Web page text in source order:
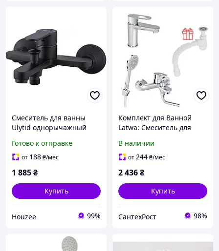
Смеситель для ванны
Ulytid однорычажный
установки в ванной
комнате
Готово к отправке
от 188₴/мес
1 885₴
Купить
Houzee 99%
Комплект для Ванной
Latwa: Смеситель для
LDLAT001CRM45412 +
Смеситель для Ванной
В наличии
от244₴/мес
2 436₴
Купить
СантехРост 98%